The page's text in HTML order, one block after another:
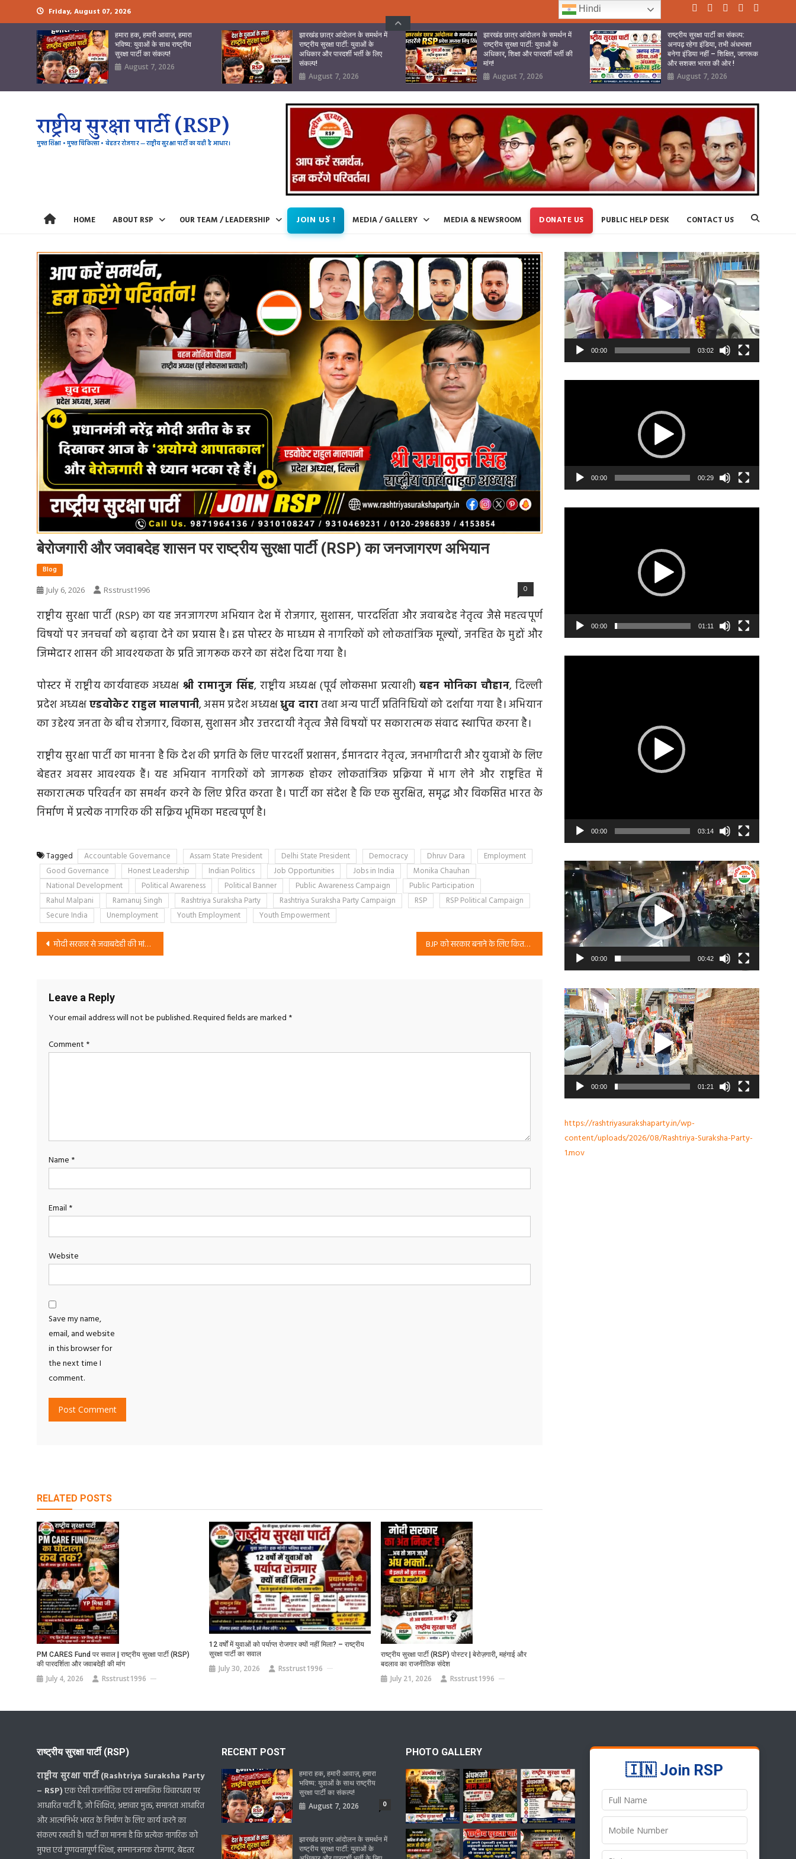
to
Friday, August 07, 2026
हमारा हक, हमारी आवाज़, हमारा
भविष्य: युवाओं के साथ राष्ट्रीय
सुरक्षा पार्टी का संकल्प!
August 7, 2026
झारखंड छात्र आंदोलन के समर्थन में
राष्ट्रीय सुरक्षा पार्टी: युवाओं के
अधिकार और पारदर्शी भर्ती के लिए
संकल्प!
August 7, 2026
झारखंड छात्र आंदोलन के समर्थन में
राष्ट्रीय सुरक्षा पार्टी: युवाओं के
अधिकार, शिक्षा और पारदर्शी भर्ती की
मांग!
August 7, 2026
राष्ट्रीय सुरक्षा पार्टी का संकल्प:
अनपढ़ रहेगा इंडिया, तभी अंधभक्त
बनेगा इंडिया नहीं – शिक्षित, जागरूक
और सशक्त भारत की ओर !
August 7, 2026
राष्ट्रीय सुरक्षा पार्टी (RSP)
मुफ्त शिक्षा • मुफ्त चिकित्सा • बेहतर रोजगार — राष्ट्रीय सुरक्षा पार्टी का यही है आधार।
HOME ABOUT RSP OUR TEAM / LEADERSHIP JOIN US ! MEDIA / GALLERY MEDIA & NEWSROOM DONATE US PUBLIC HELP DESK CONTACT US
बेरोजगारी और जवाबदेह शासन पर राष्ट्रीय सुरक्षा पार्टी (RSP) का जनजागरण अभियान
Blog
July 6, 2026
Rsstrust1996 0
राष्ट्रीय सुरक्षा पार्टी (RSP) का यह जनजागरण अभियान देश में रोजगार, सुशासन, पारदर्शिता और जवाबदेह नेतृत्व जैसे महत्वपूर्ण
विषयों पर जनचर्चा को बढ़ावा देने का प्रयास है। इस पोस्टर के माध्यम से नागरिकों को लोकतांत्रिक मूल्यों, जनहित के मुद्दों और
जिम्मेदार शासन की आवश्यकता के प्रति जागरूक करने का संदेश दिया गया है।
पोस्टर में राष्ट्रीय कार्यवाहक अध्यक्ष श्री रामानुज सिंह, राष्ट्रीय अध्यक्ष (पूर्व लोकसभा प्रत्याशी) बहन मोनिका चौहान, दिल्ली
प्रदेश अध्यक्षएडवोकेट राहुल मालपानी, असम प्रदेश अध्यक्षध्रुव दारातथा अन्य पार्टी प्रतिनिधियों को दर्शाया गया है। अभियान
का उद्देश्य जनता के बीच रोजगार, विकास, सुशासन और उत्तरदायी नेतृत्व जैसे विषयों पर सकारात्मक संवाद स्थापित करना है।
राष्ट्रीय सुरक्षा पार्टी का मानना है कि देश की प्रगति के लिए पारदर्शी प्रशासन, ईमानदार नेतृत्व, जनभागीदारी और युवाओं के लिए
बेहतर अवसर आवश्यक हैं। यह अभियान नागरिकों को जागरूक होकर लोकतांत्रिक प्रक्रिया में भाग लेने और राष्ट्रहित में
सकारात्मक परिवर्तन का समर्थन करने के लिए प्रेरित करता है। पार्टी का संदेश है कि एक सुरक्षित, समृद्ध और विकसित भारत के
निर्माण में प्रत्येक नागरिक की सक्रिय भूमिका महत्वपूर्ण है।
Tagged Accountable Governance Assam State President Delhi State President Democracy Dhruv Dara
Employment
Good Governance
Honest Leadership Indian Politics Job Opportunities Jobs in India
Monika Chauhan
National Development
Political Awareness Political Banner Public Awareness Campaign
Public Participation
Rahul Malpani
Ramanuj Singh Rashtriya Suraksha Party Rashtriya Suraksha Party Campaign RSP
RSP Political Campaign
Secure India
Unemployment Youth Employment Youth Empowerment
Post
मोदी सरकार से जवाबदेही की मांग – राष्ट्रीय सुरक्षा पार्टी (RSP) का जनजागरण अभियान BJP को सरकार बनाने के लिए कितनी सीटें चाहिए? | राष्ट्रीय सुरक्षा पार्टी (RSP) का विश्लेषण
Leave a Reply
Your email address will not be published.Required fields are marked *
Comment *
Name *
Email *
Website
Save my name,
email, and website
in this browser for
the next time I
comment.
RELATED POSTS
PM CARES Fund पर सवाल | राष्ट्रीय सुरक्षा पार्टी (RSP)
की पारदर्शिता और जवाबदेही की मांग
July 4, 2026 Rsstrust1996
12 वर्षों में युवाओं को पर्याप्त रोजगार क्यों नहीं मिला? – राष्ट्रीय
सुरक्षा पार्टी का सवाल
July 30, 2026 Rsstrust1996
राष्ट्रीय सुरक्षा पार्टी (RSP) पोस्टर | बेरोज़गारी, महंगाई और
बदलाव का राजनीतिक संदेश
July 21, 2026 Rsstrust1996
Video
Player
00:00 03:02
00:00 00:29
00:00 01:11
00:00 03:14
Video
Player
00:00 00:42
Video
Player
00:00 01:21
https://rashtriyasurakshaparty.in/wp-
content/uploads/2026/08/Rashtriya-Suraksha-Party-
1.mov
राष्ट्रीय सुरक्षा पार्टी (RSP)
राष्ट्रीय सुरक्षा पार्टी (Rashtriya Suraksha Party
– RSP)एक ऐसी राजनीतिक एवं सामाजिक विचारधारा पर
आधारित पार्टी है, जो शिक्षित, भ्रष्टाचार मुक्त, समानता आधारित
और आत्मनिर्भर भारत के निर्माण के लिए कार्य करने का
संकल्प रखती है। पार्टी का मानना है कि प्रत्येक नागरिक को
मुफ्त एवं गुणवत्तापूर्ण शिक्षा, सम्मानजनक रोजगार, बेहतर
RECENT POST
हमारा हक, हमारी आवाज़, हमारा
भविष्य: युवाओं के साथ राष्ट्रीय
सुरक्षा पार्टी का संकल्प!
August 7, 2026 0
झारखंड छात्र आंदोलन के समर्थन में
राष्ट्रीय सुरक्षा पार्टी: युवाओं के
PHOTO GALLERY
🇮🇳 Join RSP
Hindi